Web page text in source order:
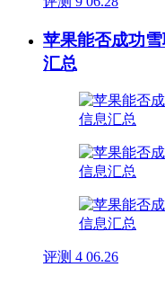
苹果能否成功
汇总
评测 4 06.26